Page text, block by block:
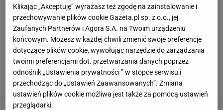
Wybierz tylko jeden deser. Pierwsza decyzja
może zdradzić o tobie więcej, niż myślisz
CECHY CHARAKTERU CECHY OSOBOWOŚCI JEDZENIE
Quiz na tłusty czwartek. Jakiego pączka
przypominasz z charakteru?
PSYCHOTEST PĄCZKI QUIZ
Klikając „Akceptuję” wyrażasz też zgodę na zainstalowanie i
przechowywanie plików cookie Gazeta.pl sp. z o.o., jej
Zaufanych Partnerów i Agora S.A. na Twoim urządzeniu
końcowym. Możesz w każdej chwili zmienić swoje preferencje
dotyczące plików cookie, wywołując narzędzie do zarządzania
twoimi preferencjami dot. przetwarzania danych poprzez
odnośnik „Ustawienia prywatności ” w stopce serwisu i
przechodząc do „Ustawień Zaawansowanych”. Zmiana
ustawień plików cookie możliwa jest także za pomocą ustawień
przeglądarki.